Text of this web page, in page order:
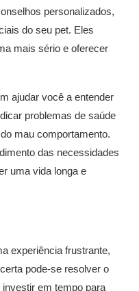
personalizados,
do seu pet. Eles
mais sério e oferecer
ajudar você a entender
problemas de saúde
mau comportamento.
das necessidades
uma vida longa e
experiência frustrante,
pode-se resolver o
em tempo para